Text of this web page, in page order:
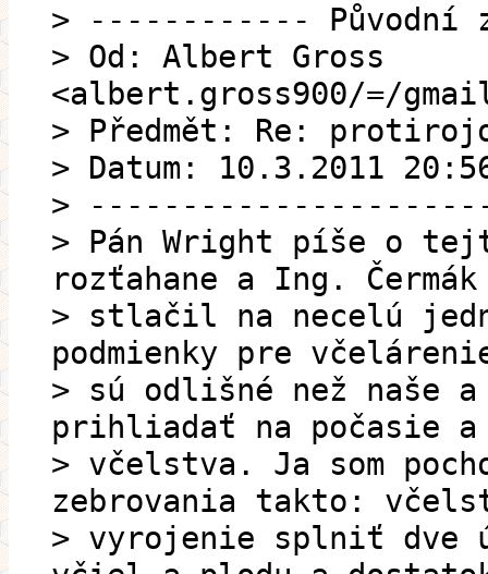
> ------------ Původní
> Od: Albert Gross
<albert.gross900/=/
> Předmět: Re:
> Datum: 10.3.2011
>
> Pán Wright píše o
rozťahane a Ing.
> stlačil na necelú
podmienky pre
> sú odlišné než naše a
prihliadať na počasie
> včelstva. Ja som
zebrovania takto:
> vyrojenie splniť dve